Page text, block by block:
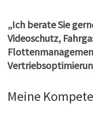
„Ich berate Sie
Videoschutz,
Meine